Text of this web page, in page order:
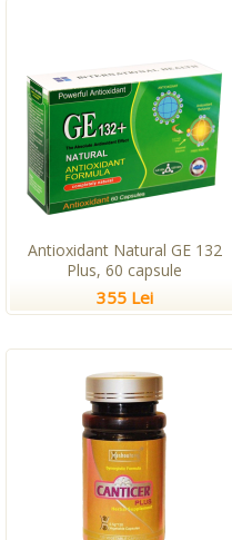
Antioxidant Natural GE 132
Plus, 60 capsule
355 Lei